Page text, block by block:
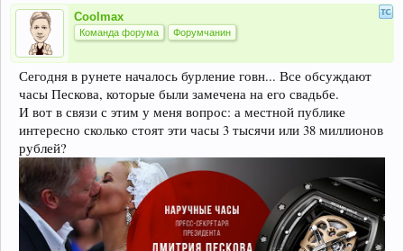
Coolmax
Команда форума Форумчанин
Сегодня в рунете началось бурление говн... Все обсуждают
часы Пескова, которые были замечена на его свадьбе.
И вот в связи с этим у меня вопрос: а местной публике
интересно сколько стоят эти часы 3 тысячи или 38 миллионов
рублей?